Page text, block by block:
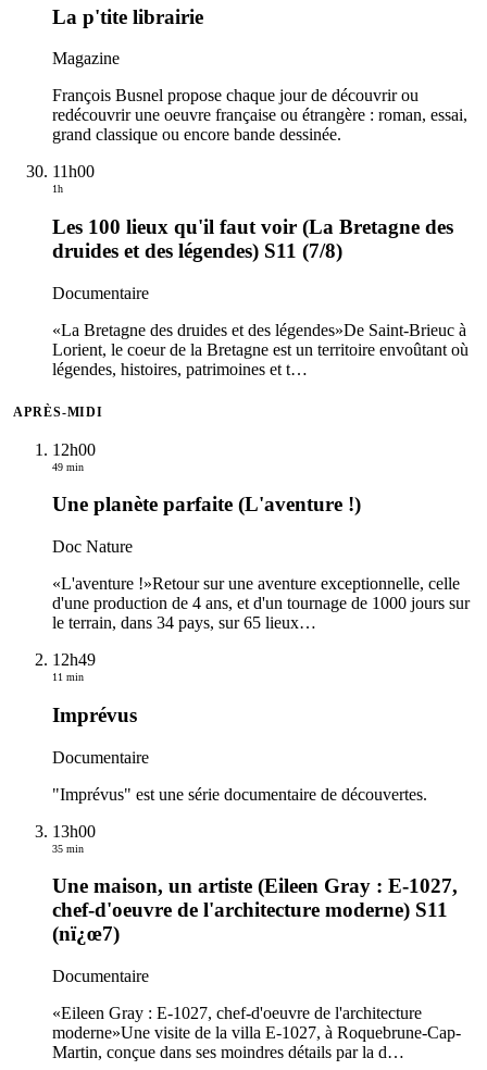
La p'tite librairie
Magazine
François Busnel propose chaque jour de découvrir ou
redécouvrir une oeuvre française ou étrangère : roman, essai,
grand classique ou encore bande dessinée.
11h00
1h
Les 100 lieux qu'il faut voir (La Bretagne des
druides et des légendes) S11 (7/8)
Documentaire
«La Bretagne des druides et des légendes»De Saint-Brieuc à
Lorient, le coeur de la Bretagne est un territoire envoûtant où
légendes, histoires, patrimoines et t…
APRÈS-MIDI
12h00
49 min
Une planète parfaite (L'aventure !)
Doc Nature
«L'aventure !»Retour sur une aventure exceptionnelle, celle
d'une production de 4 ans, et d'un tournage de 1000 jours sur
le terrain, dans 34 pays, sur 65 lieux…
12h49
11 min
Imprévus
Documentaire
"Imprévus" est une série documentaire de découvertes.
13h00
35 min
Une maison, un artiste (Eileen Gray : E-1027,
chef-d'oeuvre de l'architecture moderne) S11
(nï¿œ7)
Documentaire
«Eileen Gray : E-1027, chef-d'oeuvre de l'architecture
moderne»Une visite de la villa E-1027, à Roquebrune-Cap-
Martin, conçue dans ses moindres détails par la d…